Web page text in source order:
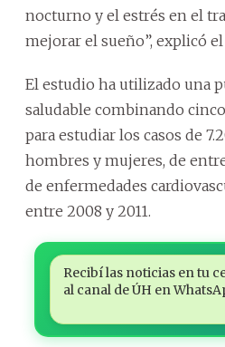
nocturno y el estrés en el
mejorar el sueño”, explicó
El estudio ha utilizado una
saludable combinando
para estudiar los casos de
hombres y mujeres, de
de enfermedades
entre 2008 y 2011.
Recibí las noticias en tu
al canal de ÚH en